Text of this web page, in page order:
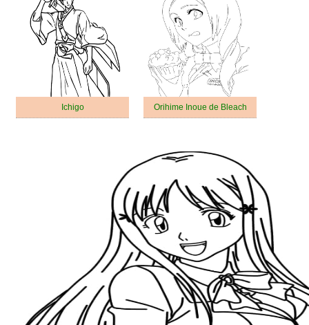
Ichigo Orihime Inoue de Bleach